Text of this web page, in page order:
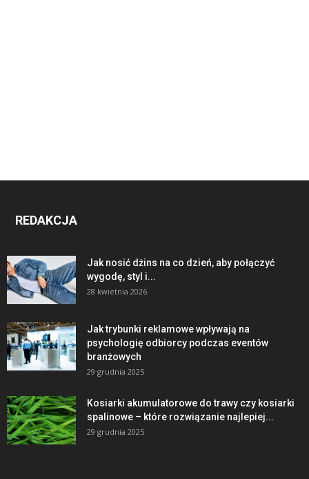
REDAKCJA
Jak nosić dżins na co dzień, aby połączyć
wygodę, styl i...
28 kwietnia 2026
Jak trybunki reklamowe wpływają na
psychologię odbiorcy podczas eventów
branżowych
29 grudnia 2025
Kosiarki akumulatorowe do trawy czy kosiarki
spalinowe – które rozwiązanie najlepiej...
29 grudnia 2025